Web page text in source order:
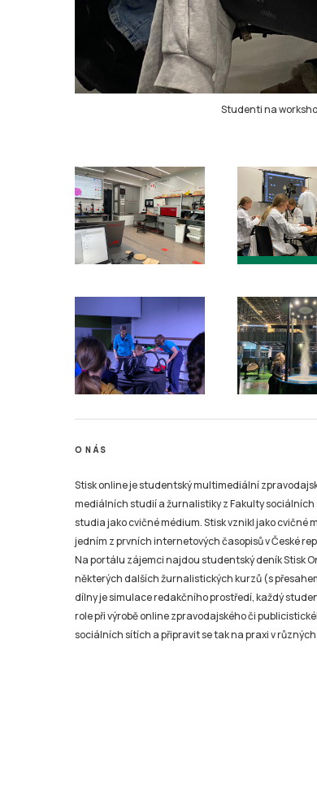
Studenti na
O NÁS
Stisk online je studentský multimediální
mediálních studií a žurnalistiky z Fakulty
studia jako cvičné médium. Stisk vznikl jako cvičné
jedním z prvních internetových časopisů v České
Na portálu zájemci najdou studentský deník Stisk
některých dalších žurnalistických kurzů (s
dílny je simulace redakčního prostředí, každý
role při výrobě online zpravodajského či
sociálních sítích a připravit se tak na praxi v